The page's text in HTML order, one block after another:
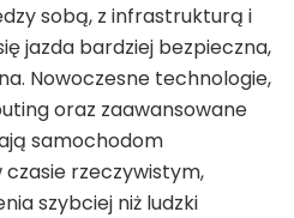
sobą, z infrastrukturą i
jazda bardziej bezpieczna,
Nowoczesne technologie,
oraz zaawansowane
samochodom
rzeczywistym,
szybciej niż ludzki